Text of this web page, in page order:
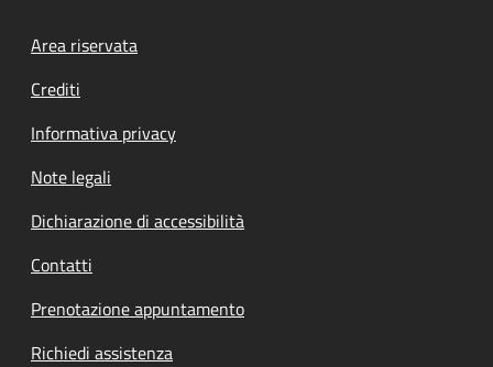
Footer menu
Area riservata
Crediti
Informativa privacy
Note legali
Dichiarazione di accessibilità
Contatti
Prenotazione appuntamento
Richiedi assistenza